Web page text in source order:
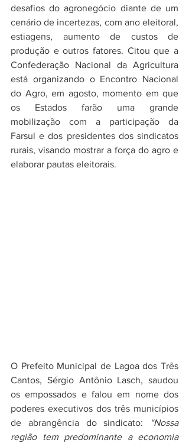
desafios do agronegócio diante de um
cenário de incertezas, com ano eleitoral,
estiagens, aumento de custos de
produção e outros fatores. Citou que a
Confederação Nacional da Agricultura
está organizando o Encontro Nacional
do Agro, em agosto, momento em que
os Estados farão uma grande
mobilização com a participação da
Farsul e dos presidentes dos sindicatos
rurais, visando mostrar a força do agro e
elaborar pautas eleitorais.
O Prefeito Municipal de Lagoa dos Três
Cantos, Sérgio Antônio Lasch, saudou
os empossados e falou em nome dos
poderes executivos dos três municípios
de abrangência do sindicato:
“Nossa
região tem predominante a economia